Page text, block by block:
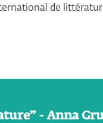
de
- Anna